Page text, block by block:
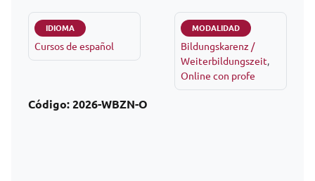
IDIOMA
Cursos de español
MODALIDAD
Bildungskarenz /
Weiterbildungszeit,
Online con profe
Código: 2026-WBZN-O